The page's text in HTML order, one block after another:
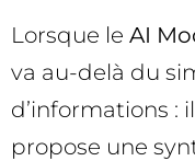
Lorsque le AI
va au-delà du
d’informations :
propose une